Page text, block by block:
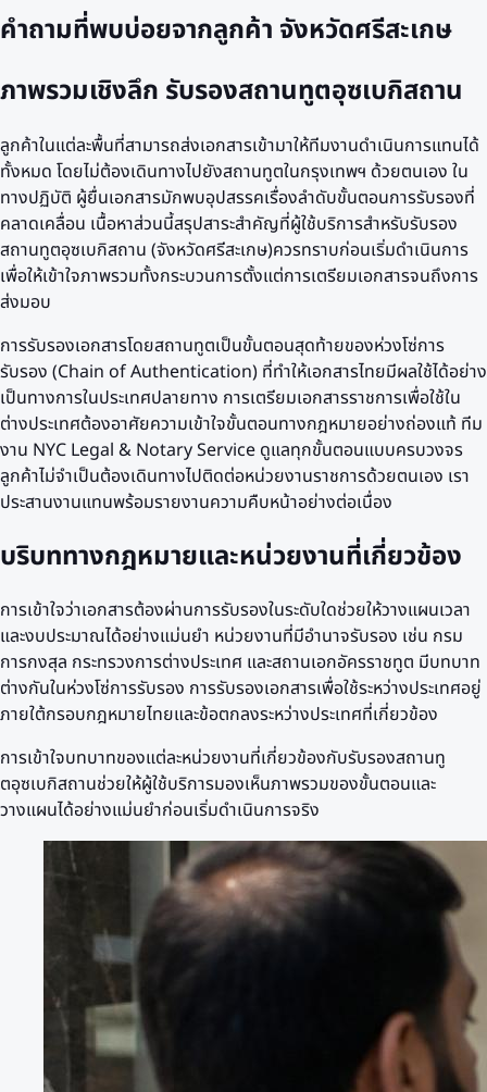
คำถามที่พบบ่อยจากลูกค้า จังหวัดศรีสะเกษ
ภาพรวมเชิงลึก รับรองสถานทูตอุซเบกิสถาน
ลูกค้าในแต่ละพื้นที่สามารถส่งเอกสารเข้ามาให้ทีมงานดำเนินการแทนได้
ทั้งหมด โดยไม่ต้องเดินทางไปยังสถานทูตในกรุงเทพฯ ด้วยตนเอง ใน
ทางปฏิบัติ ผู้ยื่นเอกสารมักพบอุปสรรคเรื่องลำดับขั้นตอนการรับรองที่
คลาดเคลื่อน เนื้อหาส่วนนี้สรุปสาระสำคัญที่ผู้ใช้บริการสำหรับรับรอง
สถานทูตอุซเบกิสถาน (จังหวัดศรีสะเกษ)ควรทราบก่อนเริ่มดำเนินการ
เพื่อให้เข้าใจภาพรวมทั้งกระบวนการตั้งแต่การเตรียมเอกสารจนถึงการ
ส่งมอบ
การรับรองเอกสารโดยสถานทูตเป็นขั้นตอนสุดท้ายของห่วงโซ่การ
รับรอง (Chain of Authentication) ที่ทำให้เอกสารไทยมีผลใช้ได้อย่าง
เป็นทางการในประเทศปลายทาง การเตรียมเอกสารราชการเพื่อใช้ใน
ต่างประเทศต้องอาศัยความเข้าใจขั้นตอนทางกฎหมายอย่างถ่องแท้ ทีม
งาน NYC Legal & Notary Service ดูแลทุกขั้นตอนแบบครบวงจร
ลูกค้าไม่จำเป็นต้องเดินทางไปติดต่อหน่วยงานราชการด้วยตนเอง เรา
ประสานงานแทนพร้อมรายงานความคืบหน้าอย่างต่อเนื่อง
บริบททางกฎหมายและหน่วยงานที่เกี่ยวข้อง
การเข้าใจว่าเอกสารต้องผ่านการรับรองในระดับใดช่วยให้วางแผนเวลา
และงบประมาณได้อย่างแม่นยำ หน่วยงานที่มีอำนาจรับรอง เช่น กรม
การกงสุล กระทรวงการต่างประเทศ และสถานเอกอัครราชทูต มีบทบาท
ต่างกันในห่วงโซ่การรับรอง การรับรองเอกสารเพื่อใช้ระหว่างประเทศอยู่
ภายใต้กรอบกฎหมายไทยและข้อตกลงระหว่างประเทศที่เกี่ยวข้อง
การเข้าใจบทบาทของแต่ละหน่วยงานที่เกี่ยวข้องกับรับรองสถานทู
ตอุซเบกิสถานช่วยให้ผู้ใช้บริการมองเห็นภาพรวมของขั้นตอนและ
วางแผนได้อย่างแม่นยำก่อนเริ่มดำเนินการจริง